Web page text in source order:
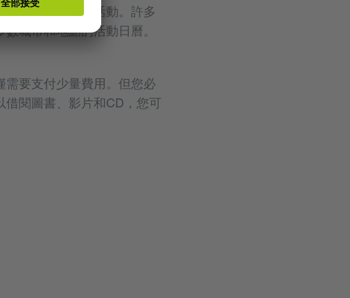
音樂會和其他活動。許多
城市和地點的活動日曆。
要支付少量費用。但您必
閱圖書、影片和CD，您可